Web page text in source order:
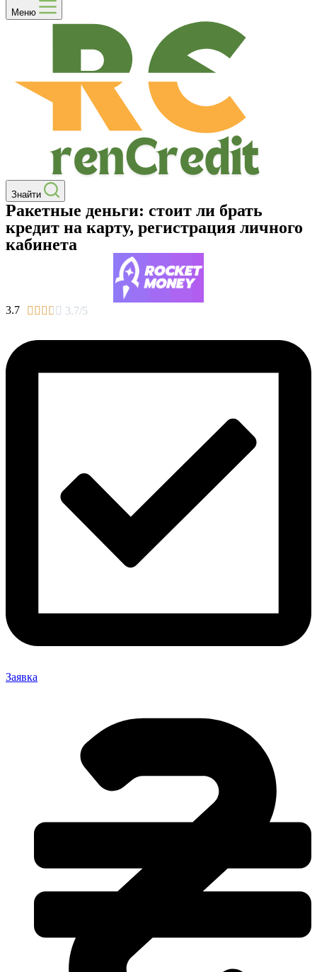
Меню
Знайти
Ракетные деньги: стоит ли брать
кредит на карту, регистрация личного
кабинета
3.7      3.7/5
Заявка